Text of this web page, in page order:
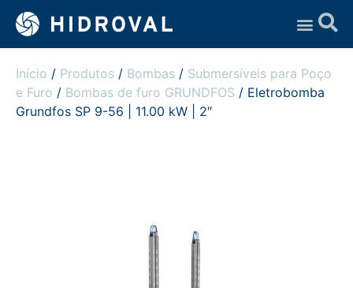
Início / Produtos / Bombas / Submersíveis para Poço
e Furo / Bombas de furo GRUNDFOS / Eletrobomba
Grundfos SP 9-56 | 11.00 kW | 2″